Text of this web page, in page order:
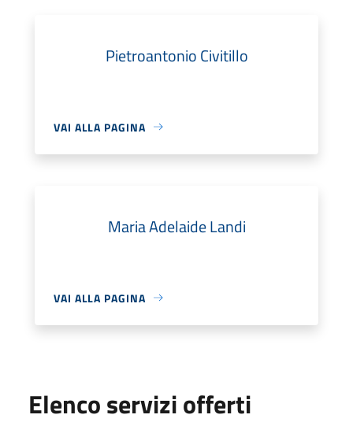
Pietroantonio Civitillo
VAI ALLA PAGINA
Maria Adelaide Landi
VAI ALLA PAGINA
Elenco servizi offerti